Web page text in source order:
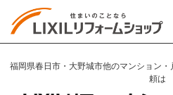
福岡県春日市・大野城市他のマンション
頼は